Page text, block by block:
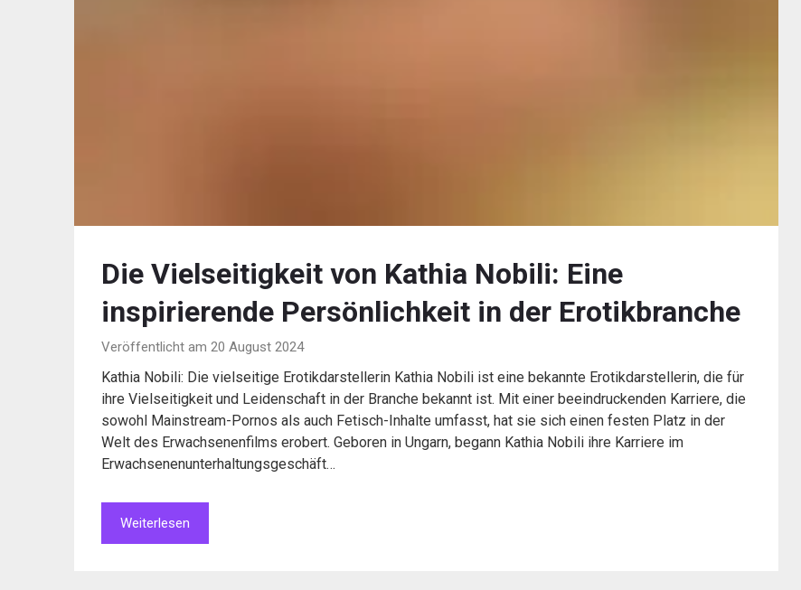
Die Vielseitigkeit von Kathia Nobili: Eine
inspirierende Persönlichkeit in der Erotikbranche
Veröffentlicht am 20 August 2024
Kathia Nobili: Die vielseitige Erotikdarstellerin Kathia Nobili ist eine bekannte Erotikdarstellerin, die für
ihre Vielseitigkeit und Leidenschaft in der Branche bekannt ist. Mit einer beeindruckenden Karriere, die
sowohl Mainstream-Pornos als auch Fetisch-Inhalte umfasst, hat sie sich einen festen Platz in der
Welt des Erwachsenenfilms erobert. Geboren in Ungarn, begann Kathia Nobili ihre Karriere im
Erwachsenenunterhaltungsgeschäft…
Weiterlesen